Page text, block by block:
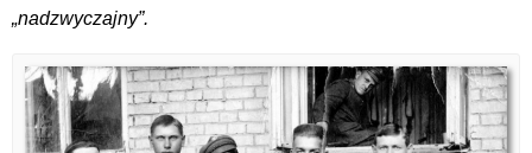
„nadzwyczajny”.